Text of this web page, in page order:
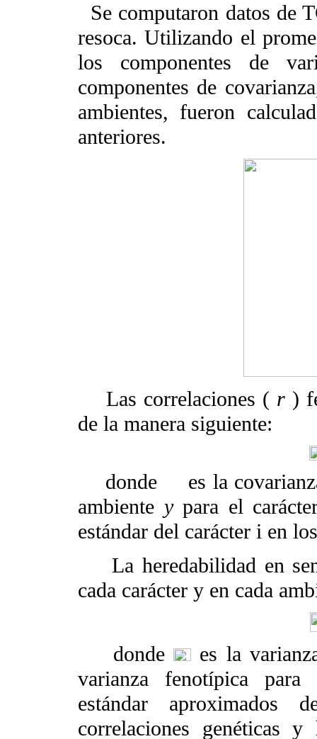
Se computaron datos de
resoca. Utilizando el
los componentes de
componentes de
ambientes, fueron
anteriores.
Las correlaciones ( r )
de la manera siguiente:
donde
es la
ambiente ypara el
estándar del carácter i en
La heredabilidad en
cada carácter y en cada
donde
es la
varianza fenotípica
estándar aproximados
correlaciones genéticas y